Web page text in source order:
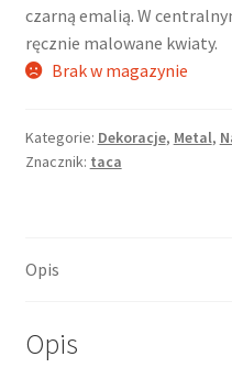
czarną emalią. W
ręcznie malowane kwiaty.
Brak w magazynie
Kategorie: Dekoracje, Metal,
Znacznik: taca
Opis
Opis